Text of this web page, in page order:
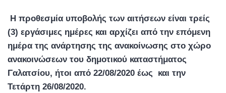
Η προθεσμία υποβολής των αιτήσεων είναι τρείς
(3) εργάσιμες ημέρες και αρχίζει από την επόμενη
ημέρα της ανάρτησης της ανακοίνωσης στο χώρο
ανακοινώσεων του δημοτικού καταστήματος
Γαλατσίου, ήτοι από 22/08/2020 έως και την
Τετάρτη 26/08/2020.